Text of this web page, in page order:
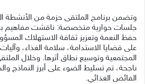
وتضمن برنامج الملتقى حزمة من الأنشطة
جلسات حوارية متخصصة: ناقشت مفاهيم
حفظ النعمة وتعزيز ثقافة الاستهلاك
على قضايا الاستدامة، سلامة الغذاء،
المجتمعية وتوسيع نطاق أثرها. وخلال
ناجحة، تم تسليط الضوء على أبرز النماذج
الفائض الغذائي.